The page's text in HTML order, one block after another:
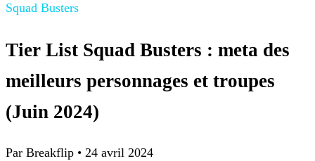
Squad Busters
Tier List Squad Busters : meta des
meilleurs personnages et troupes
(Juin 2024)
Par Breakflip • 24 avril 2024